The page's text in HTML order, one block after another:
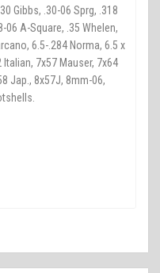
Gibbs, .30-06 Sprg, .318
06 A-Square, .35 Whelen,
6.5-.284 Norma, 6.5 x
Italian, 7x57 Mauser, 7x64
Jap., 8x57J, 8mm-06,